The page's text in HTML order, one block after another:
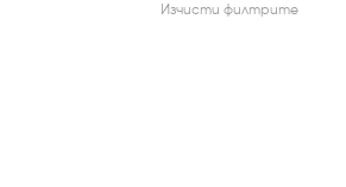
Изчисти филтрите